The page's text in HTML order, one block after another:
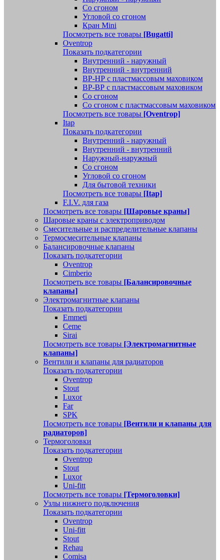
Со сгоном
Угловой со сгоном
Кран Mini
Посмотреть все товары [Bugatti]
Oventrop
Показать подкатегории
Внутренний - наружный
Внутренний - внутренний
ВР-НР с пластмассовым маховиком
ВР-ВР с пластмассовым маховиком
Со сгоном
Со сгоном с пластмассовым маховиком
Посмотреть все товары [Oventrop]
Itap
Показать подкатегории
Внутренний - наружный
Внутренний - внутренний
Наружный-наружный
Со сгоном
Угловой со сгоном
Для бытовой техники
Посмотреть все товары [Itap]
F.I.V. для газа
Посмотреть все товары [Шаровые краны]
Шаровые краны с электроприводом
Смесительные и распределительные клапаны
Термосмесительные клапаны
Балансировочные клапаны
Показать подкатегории
Oventrop
Cimberio
Посмотреть все товары [Балансировочные
клапаны]
Электромагнитные клапаны
Показать подкатегории
Emmeti
Ceme
Sirai
Посмотреть все товары [Электромагнитные
клапаны]
Вентили и клапаны для радиаторов
Показать подкатегории
Oventrop
Stout
Luxor
Far
SPK
Посмотреть все товары [Вентили и клапаны для
радиаторов]
Термоголовки
Показать подкатегории
Oventrop
Stout
Luxor
Uni-fitt
Посмотреть все товары [Термоголовки]
Узлы нижнего подключения
Показать подкатегории
Oventrop
Uni-fitt
Stout
Rehau
Comisa